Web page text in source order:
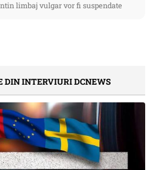
limbaj vulgar vor fi suspendate
DIN INTERVIURI DCNEWS